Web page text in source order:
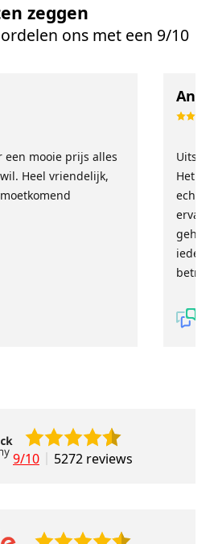
zeggen
ons met een 9/10
een mooie prijs alles
Heel vriendelijk,
Het
echt
9/10 5272 reviews